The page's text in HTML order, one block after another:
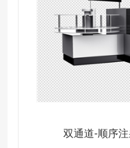
双通道-顺序